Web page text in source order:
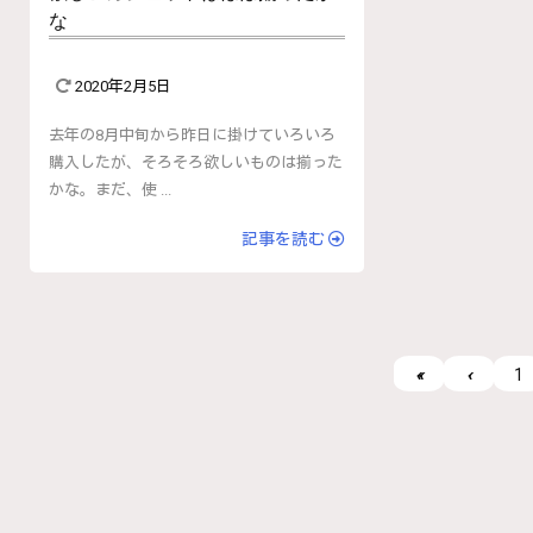
な
2020年2月5日
去年の8月中旬から昨日に掛けていろいろ
購入したが、そろそろ欲しいものは揃った
かな。まだ、使 ...
記事を読む
« ‹ 1